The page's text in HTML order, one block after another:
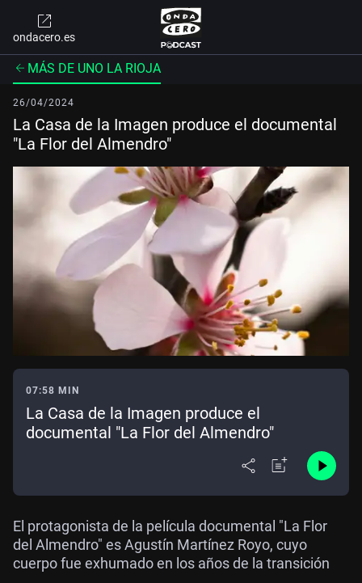
ondacero.es
MÁS DE UNO LA RIOJA
26/04/2024
La Casa de la Imagen produce el documental
"La Flor del Almendro"
07:58 MIN
La Casa de la Imagen produce el
documental "La Flor del Almendro"
El protagonista de la película documental "La Flor
del Almendro" es Agustín Martínez Royo, cuyo
cuerpo fue exhumado en los años de la transición